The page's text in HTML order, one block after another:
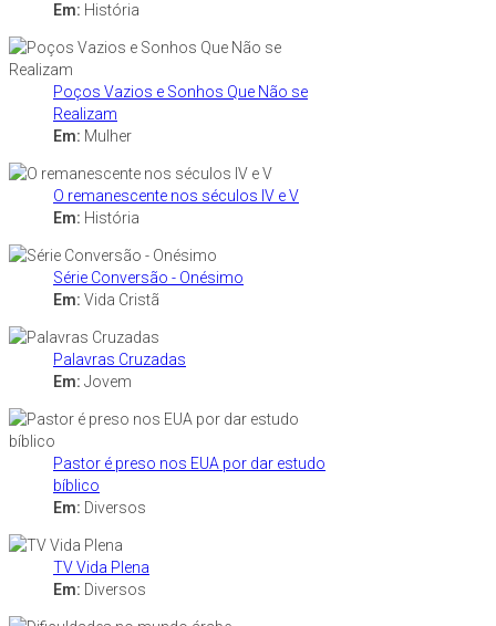
Em: História
Poços Vazios e Sonhos Que Não se
Realizam
Em: Mulher
O remanescente nos séculos IV e V
Em: História
Série Conversão - Onésimo
Em: Vida Cristã
Palavras Cruzadas
Em: Jovem
Pastor é preso nos EUA por dar estudo
bíblico
Em: Diversos
TV Vida Plena
Em: Diversos